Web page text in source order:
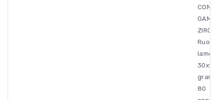
CON
Ruota
30x15
grana
80